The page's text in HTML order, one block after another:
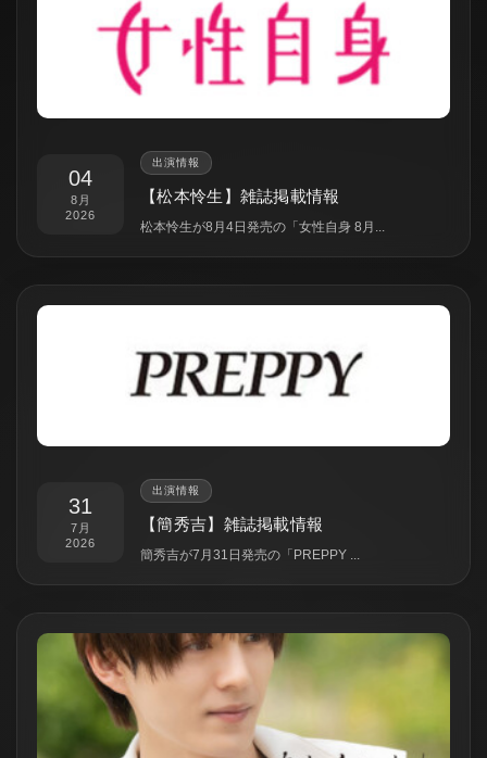
04
8月
2026
出演情報
【松本怜生】雑誌掲載情報
松本怜生が8月4日発売の「女性自身 8月...
31
7月
2026
出演情報
【簡秀吉】雑誌掲載情報
簡秀吉が7月31日発売の「PREPPY ...